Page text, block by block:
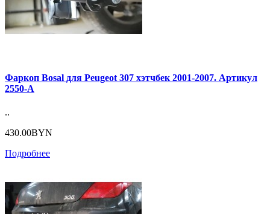
Фаркоп Bosal для Peugeot 307 хэтчбек 2001-2007. Артикул
2550-A
..
430.00BYN
Подробнее